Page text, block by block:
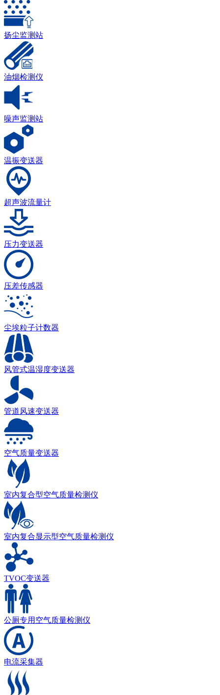
扬尘监测站
油烟检测仪
噪声监测站
温振变送器
超声波流量计
压力变送器
压差传感器
尘埃粒子计数器
风管式温湿度变送器
管道风速变送器
空气质量变送器
室内复合型空气质量检测仪
室内复合显示型空气质量检测仪
TVOC变送器
公厕专用空气质量检测仪
电流采集器